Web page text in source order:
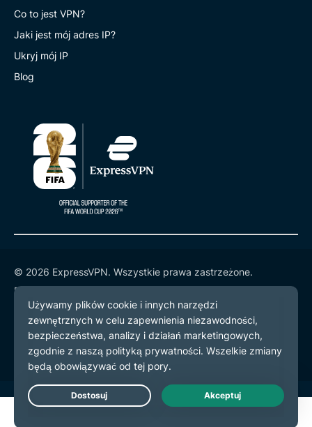
Co to jest VPN?
Jaki jest mój adres IP?
Ukryj mój IP
Blog
© 2026 ExpressVPN. Wszystkie prawa zastrzeżone.
Polityka prywatności
Warunki użytkowania
preferencje plików cookie
Live Chat